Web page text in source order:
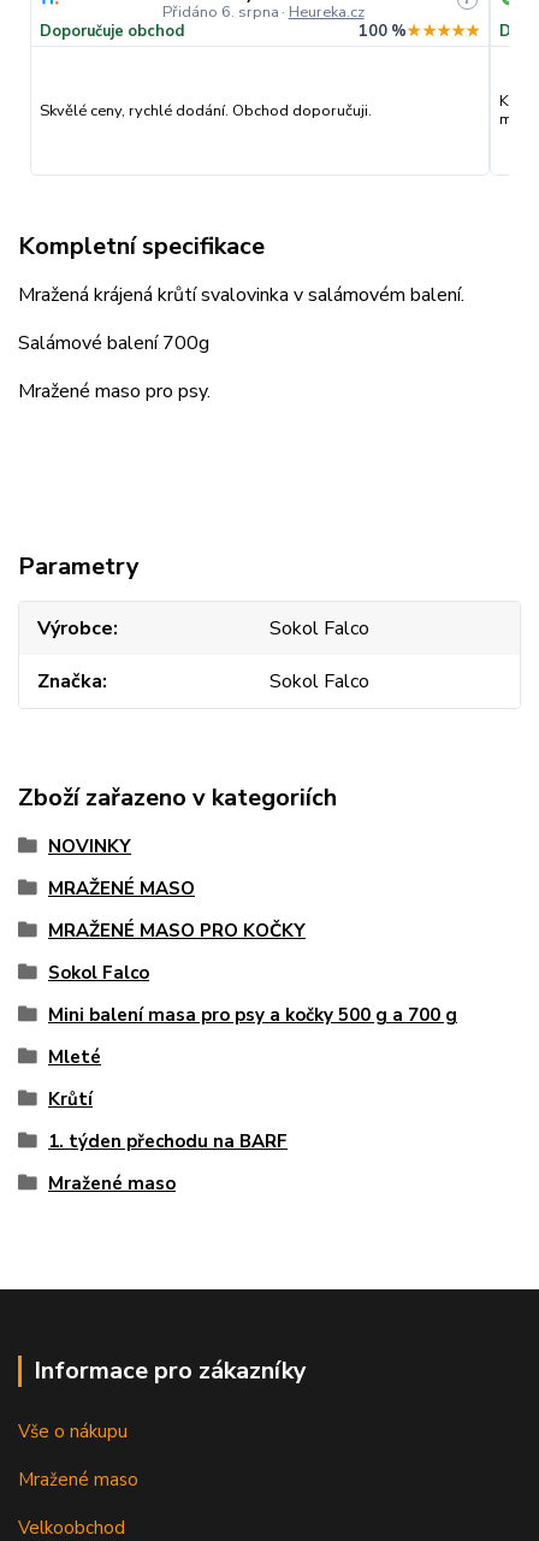
Přidáno 6. srpna · Heureka.cz
Doporučuje obchod 100 %★★★★★
Skvělé ceny, rychlé dodání. Obchod doporučuji.
Kompletní specifikace
Mražená krájená krůtí svalovinka v salámovém balení.
Salámové balení 700g
Mražené maso pro psy.
Parametry
Výrobce
Sokol Falco
Značka
Sokol Falco
Zboží zařazeno v kategoriích
NOVINKY
MRAŽENÉ MASO
MRAŽENÉ MASO PRO KOČKY
Sokol Falco
Mini balení masa pro psy a kočky 500 g a 700 g
Mleté
Krůtí
1. týden přechodu na BARF
Mražené maso
Informace pro zákazníky
Vše o nákupu
Mražené maso
Velkoobchod